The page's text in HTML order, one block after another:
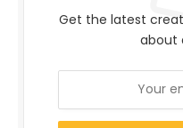
Get the latest
about